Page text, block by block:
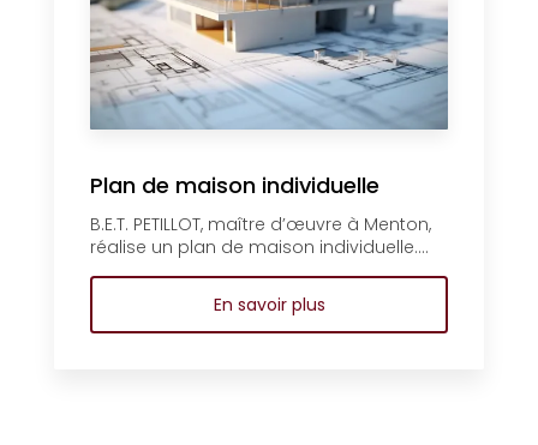
Plan de maison individuelle
B.E.T. PETILLOT, maître d’œuvre à Menton,
réalise un plan de maison individuelle....
En savoir plus